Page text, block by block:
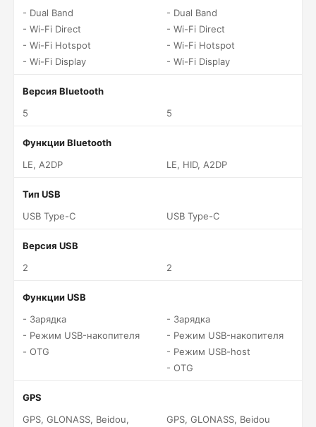
- Dual Band
- Wi-Fi Direct
- Wi-Fi Hotspot
- Wi-Fi Display
- Dual Band
- Wi-Fi Direct
- Wi-Fi Hotspot
- Wi-Fi Display
Версия Bluetooth
5
5
Функции Bluetooth
LE, A2DP
LE, HID, A2DP
Тип USB
USB Type-C
USB Type-C
Версия USB
2
2
Функции USB
- Зарядка
- Режим USB-накопителя
- OTG
- Зарядка
- Режим USB-накопителя
- Режим USB-host
- OTG
GPS
GPS, GLONASS, Beidou,
GPS, GLONASS, Beidou